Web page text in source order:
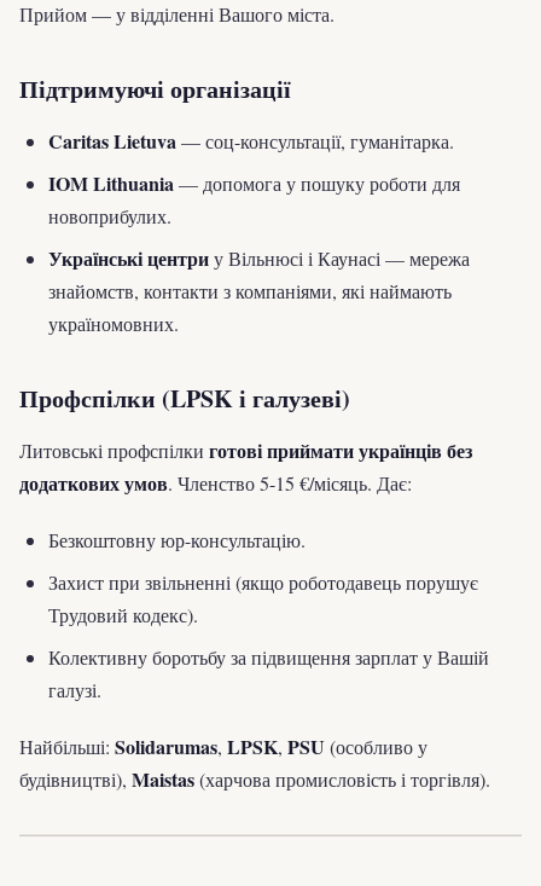
Прийом — у відділенні Вашого міста.
Підтримуючі організації
Caritas Lietuva— соц-консультації, гуманітарка.
IOM Lithuania— допомога у пошуку роботи для
новоприбулих.
Українські центриу Вільнюсі і Каунасі — мережа
знайомств, контакти з компаніями, які наймають
україномовних.
Профспілки (LPSK і галузеві)
Литовські профспілки готові приймати українців без
додаткових умов. Членство 5-15 €/місяць. Дає:
Безкоштовну юр-консультацію.
Захист при звільненні (якщо роботодавець порушує
Трудовий кодекс).
Колективну боротьбу за підвищення зарплат у Вашій
галузі.
Найбільші: Solidarumas, LPSK, PSU (особливо у
будівництві), Maistas(харчова промисловість і торгівля).